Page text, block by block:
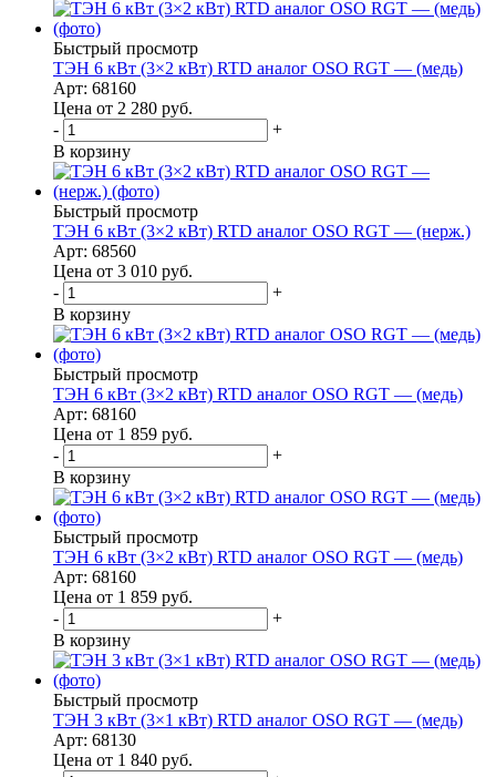
Быстрый просмотр
ТЭН 6 кВт (3×2 кВт) RTD аналог OSO RGT — (медь)
Арт: 68160
Цена от 2 280 руб.
-
+
В корзину
Быстрый просмотр
ТЭН 6 кВт (3×2 кВт) RTD аналог OSO RGT — (нерж.)
Арт: 68560
Цена от 3 010 руб.
-
+
В корзину
Быстрый просмотр
ТЭН 6 кВт (3×2 кВт) RTD аналог OSO RGT — (медь)
Арт: 68160
Цена от 1 859 руб.
-
+
В корзину
Быстрый просмотр
ТЭН 6 кВт (3×2 кВт) RTD аналог OSO RGT — (медь)
Арт: 68160
Цена от 1 859 руб.
-
+
В корзину
Быстрый просмотр
ТЭН 3 кВт (3×1 кВт) RTD аналог OSO RGT — (медь)
Арт: 68130
Цена от 1 840 руб.